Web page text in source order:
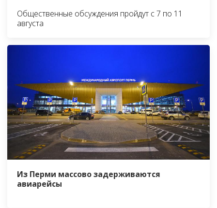
Общественные обсуждения пройдут с 7 по 11
августа
Из Перми массово задерживаются
авиарейсы